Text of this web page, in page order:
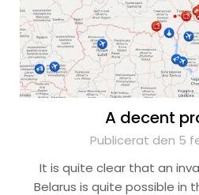
A decent
Publicerat den 5
It is quite clear that an
Belarus is quite possible in